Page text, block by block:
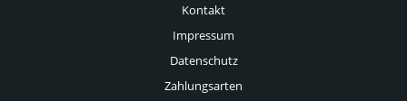
Kontakt
Impressum
Datenschutz
Zahlungsarten